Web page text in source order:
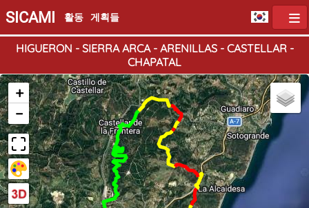
SICAMI 활동 게획들
HIGUERON - SIERRA ARCA - ARENILLAS - CASTELLAR -
CHAPATAL
+
−